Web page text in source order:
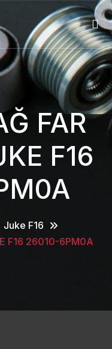
FAR
F16
Juke F16
F16 26010-6PM0A